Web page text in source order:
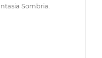
Sombria.